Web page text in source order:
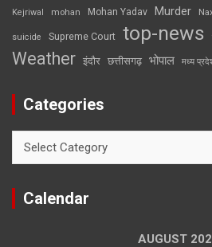
Kejriwal mohan Mohan Yadav Murder
suicide Supreme Court top-news
Weather इंदौर छत्तीसगढ़ भोपाल मध्य
Categories
Calendar
AUGUST